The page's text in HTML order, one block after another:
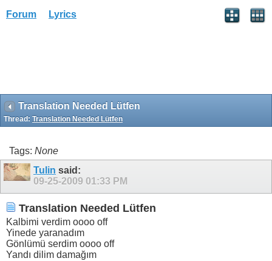
Forum Lyrics
Translation Needed Lütfen
Thread: Translation Needed Lütfen
Tags: None
Tulin said:
09-25-2009 01:33 PM
Translation Needed Lütfen
Kalbimi verdim oooo off
Yinede yaranadım
Gönlümü serdim oooo off
Yandı dilim damağım